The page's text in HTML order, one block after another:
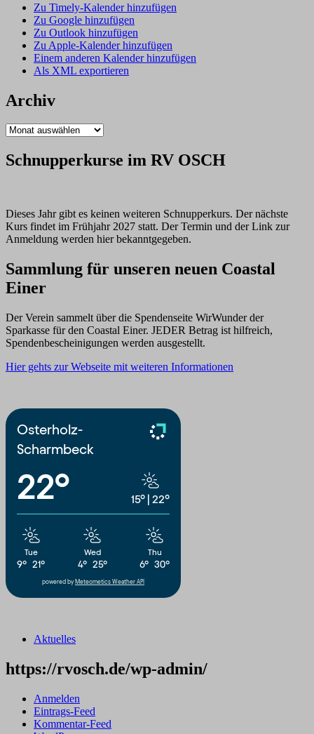
Zu Timely-Kalender hinzufügen
Zu Google hinzufügen
Zu Outlook hinzufügen
Zu Apple-Kalender hinzufügen
Einem anderen Kalender hinzufügen
Als XML exportieren
Archiv
Archiv
Schnupperkurse im RV OSCH
Dieses Jahr gibt es keinen weiteren Schnupperkurs. Der nächste
Kurs findet im Frühjahr 2027 statt. Der Termin und der Link zur
Anmeldung werden hier bekanntgegeben.
Sammlung für unseren neuen Coastal
Einer
Der Verein sammelt über die Spendenseite WirWunder der
Sparkasse für den Coastal Einer. JEDER Betrag ist hilfreich,
Spendenbescheinigungen werden ausgestellt.
Hier gehts zur Webseite mit weiteren Informationen
Osterholz-
Scharmbeck
22° 15° 22°
Tue
9° 21°
Wed
4° 25°
Thu
6° 30°
powered by Meteometics Weather API
Aktuelles
https://rvosch.de/wp-admin/
Anmelden
Eintrags-Feed
Kommentar-Feed